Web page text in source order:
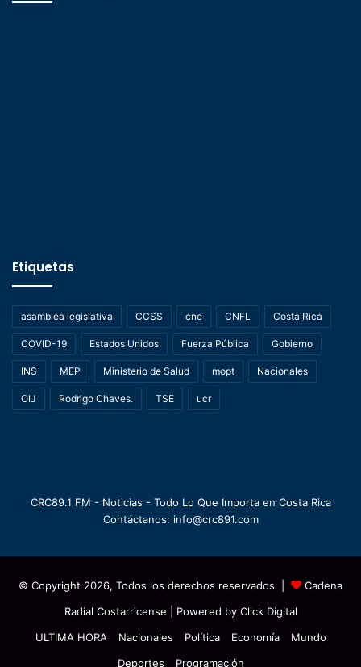
Etiquetas
asamblea legislativa CCSS cne CNFL Costa Rica
COVID-19 Estados Unidos Fuerza Pública Gobierno
INS MEP Ministerio de Salud mopt Nacionales
OIJ Rodrigo Chaves. TSE ucr
CRC89.1 FM - Noticias - Todo Lo Que Importa en Costa Rica
Contáctanos: info@crc891.com
© Copyright 2026, Todos los derechos reservados |
Cadena
Radial Costarricense | Powered by Click Digital
ULTIMA HORA
Nacionales Política Economía
Mundo
Deportes
Programación